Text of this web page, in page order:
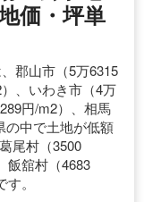
価・坪単
郡山市（5万6315
、いわき市（4万
円/m2）、相馬
の中で土地が低額
尾村（3500
飯舘村（4683
。